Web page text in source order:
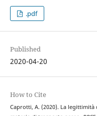
.pdf
Published
2020-04-20
How to Cite
Caprotti, A. (2020). La